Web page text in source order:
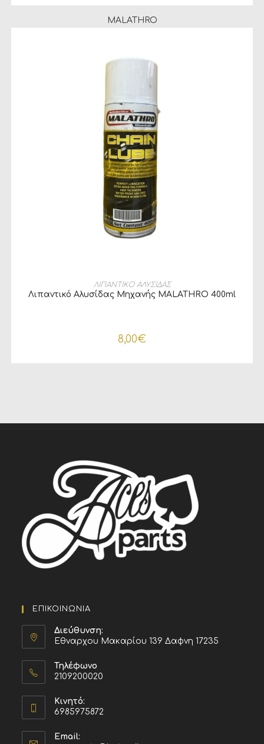
MALATHRO
ΠΡΟΣΘΉΚΗ ΣΤΟ ΚΑΛΆΘΙ
ΛΙΠΑΝΤΙΚΟ ΑΛΥΣΙΔΑΣ
Λιπαντικό Αλυσίδας Μηχανής MALATHRO 400ml
8,00€
ΕΠΙΚΟΙΝΩΝΙΑ
Διεύθυνση:
Εθναρχου Μακαρίου 139 Δαφνη 17235
Τηλέφωνο
2109200020
Κινητό:
6985975872
Email: